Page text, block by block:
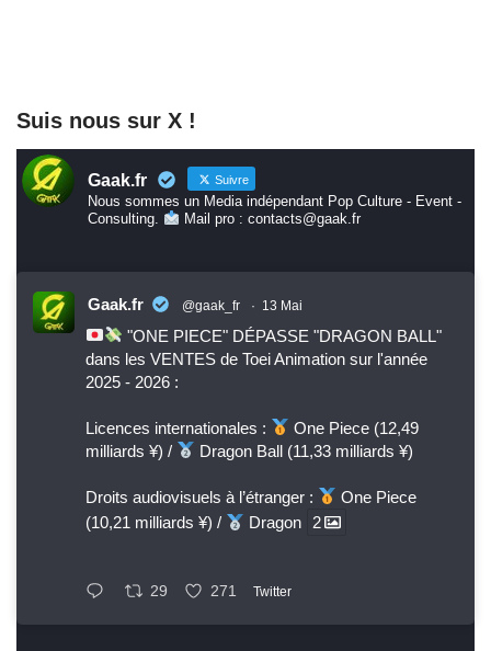
Suis nous sur X !
Gaak.fr Suivre
Nous sommes un Media indépendant Pop Culture - Event -
Consulting.
Mail pro : contacts@gaak.fr
Gaak.fr @gaak_fr · 13 Mai
"ONE PIECE" DÉPASSE "DRAGON BALL"
dans les VENTES de Toei Animation sur l'année
2025 - 2026 :
Licences internationales :
One Piece (12,49
milliards ¥) /
Dragon Ball (11,33 milliards ¥)
Droits audiovisuels à l’étranger :
One Piece
(10,21 milliards ¥) /
Dragon 2
29 271 Twitter